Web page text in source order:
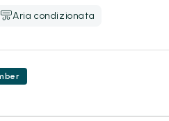
Aria condizionata